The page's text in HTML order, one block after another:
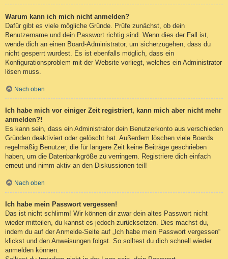
Warum kann ich mich nicht anmelden?
Dafür gibt es viele mögliche Gründe. Prüfe zunächst, ob dein
Benutzername und dein Passwort richtig sind. Wenn dies der Fall ist,
wende dich an einen Board-Administrator, um sicherzugehen, dass du
nicht gesperrt wurdest. Es ist ebenfalls möglich, dass ein
Konfigurationsproblem mit der Website vorliegt, welches ein Administrator
lösen muss.
Nach oben
Ich habe mich vor einiger Zeit registriert, kann mich aber nicht mehr
anmelden?!
Es kann sein, dass ein Administrator dein Benutzerkonto aus verschieden
Gründen deaktiviert oder gelöscht hat. Außerdem löschen viele Boards
regelmäßig Benutzer, die für längere Zeit keine Beiträge geschrieben
haben, um die Datenbankgröße zu verringern. Registriere dich einfach
erneut und nimm aktiv an den Diskussionen teil!
Nach oben
Ich habe mein Passwort vergessen!
Das ist nicht schlimm! Wir können dir zwar dein altes Passwort nicht
wieder mitteilen, du kannst es jedoch zurücksetzen. Dies machst du,
indem du auf der Anmelde-Seite auf „Ich habe mein Passwort vergessen“
klickst und den Anweisungen folgst. So solltest du dich schnell wieder
anmelden können.